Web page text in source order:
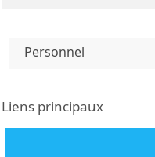
Personnel
Liens principaux